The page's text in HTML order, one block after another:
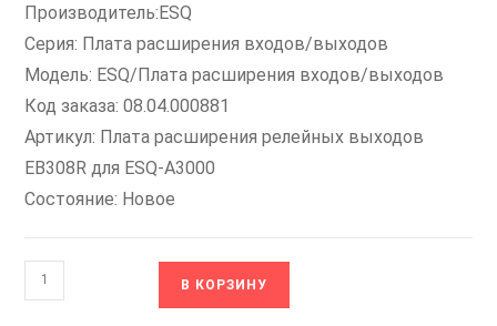
Производитель:ESQ
Серия: Плата расширения входов/выходов
Модель: ESQ/Плата расширения входов/выходов
Код заказа: 08.04.000881
Артикул: Плата расширения релейных выходов
EB308R для ESQ-A3000
Состояние: Новое
Количество
товара
В КОРЗИНУ